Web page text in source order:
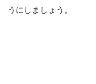
うにしましょう。